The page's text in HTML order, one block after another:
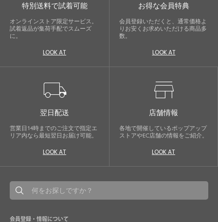
鮮度アップを重ねつづける、大人の女
オフィスやマザーシーンで活躍するセレモニース
ーツ。気負わずに着て頂ける素敵な一枚...それが
品よく艶やかに着こなすことのできる女性らしい
感のあるブラックフォーマルまで幅広くご提案さ
せて頂きます。
特別送料で試着可能
オンラインストア限定サービス。
試着返品が集荷手配でスムーズ
に。
LOOK AT
お得な会員特典
会員登録いただくと、通常価格よ
りお安くお求めいただける商品多
数。
LOOK AT
local_shipping
翌日配送
営業日14時までのご注文で指定エ
リア内なら最短翌日お届け可能。
LOOK AT
store
店舗情報
各地で開催しているポップアップ
ストアやEC店舗の情報をご紹介。
LOOK AT
会員登録・情報について